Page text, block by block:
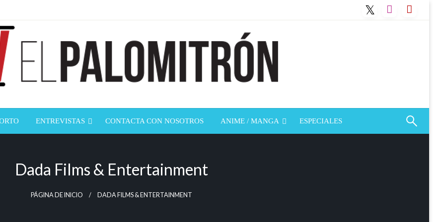
ENTREVISTAS CONTACTA CON NOSOTROS ANIME / MANGA ESPECIALES
Dada Films & Entertainment
PÁGINA DE INICIO DADA FILMS & ENTERTAINMENT